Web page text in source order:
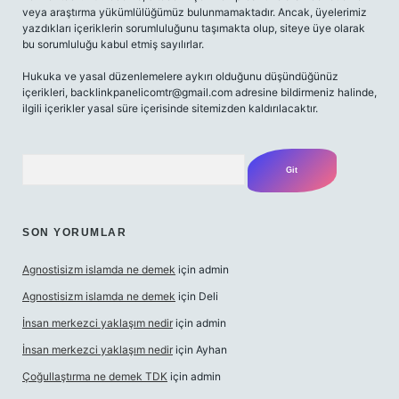
veya araştırma yükümlülüğümüz bulunmamaktadır. Ancak, üyelerimiz
yazdıkları içeriklerin sorumluluğunu taşımakta olup, siteye üye olarak
bu sorumluluğu kabul etmiş sayılırlar.
Hukuka ve yasal düzenlemelere aykırı olduğunu düşündüğünüz
içerikleri, backlinkpanelicomtr@gmail.com adresine bildirmeniz halinde,
ilgili içerikler yasal süre içerisinde sitemizden kaldırılacaktır.
SON YORUMLAR
Agnostisizm islamda ne demek için admin
Agnostisizm islamda ne demek için Deli
İnsan merkezci yaklaşım nedir için admin
İnsan merkezci yaklaşım nedir için Ayhan
Çoğullaştırma ne demek TDK için admin